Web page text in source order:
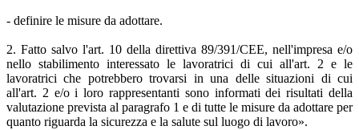
- definire le misure da adottare.
2. Fatto salvo l'art. 10 della direttiva 89/391/CEE, nell'impresa e/o
nello stabilimento interessato le lavoratrici di cui all'art. 2 e le
lavoratrici che potrebbero trovarsi in una delle situazioni di cui
all'art. 2 e/o i loro rappresentanti sono informati dei risultati della
valutazione prevista al paragrafo 1 e di tutte le misure da adottare per
quanto riguarda la sicurezza e la salute sul luogo di lavoro».